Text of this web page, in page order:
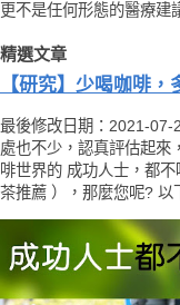
更不是任何形態的醫療建
精選文章
【研究】少喝咖啡，
最後修改日期：2021-07-
處也不少，認真評估起來
啡世界的 成功人士，都
茶推薦 ），那麼您呢? 以